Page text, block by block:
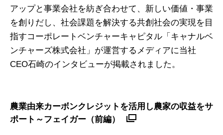
アップと事業会社を紡ぎ合わせて、新しい価値・事業
を創りだし、社会課題を解決する共創社会の実現を目
指すコーポレートベンチャーキャピタル「キャナルベ
ンチャーズ株式会社」が運営するメディアに当社
CEO石崎のインタビューが掲載されました。
農業由来カーボンクレジットを活用し農家の収益をサ
ポート～フェイガー（前編）